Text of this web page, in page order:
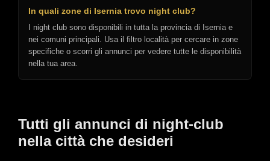
In quali zone di Isernia trovo night club?
I night club sono disponibili in tutta la provincia di Isernia e
nei comuni principali. Usa il filtro località per cercare in zone
specifiche o scorri gli annunci per vedere tutte le disponibilità
nella tua area.
Tutti gli annunci di night-club
nella città che desideri